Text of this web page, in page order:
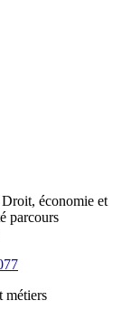
économie et
parcours
métiers